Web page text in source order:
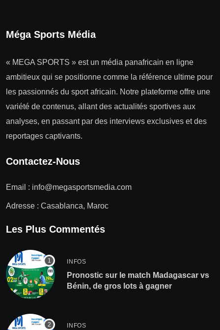
Méga Sports Média
« MEGA SPORTS » est un média panafricain en ligne
ambitieux qui se positionne comme la référence ultime pour
les passionnés du sport africain. Notre plateforme offre une
variété de contenus, allant des actualités sportives aux
analyses, en passant par des interviews exclusives et des
reportages captivants.
Contactez-Nous
Email : info@megasportsmedia.com
Adresse : Casablanca, Maroc
Les Plus Commentés
INFOS
Pronostic sur le match Madagascar vs
Bénin, de gros lots à gagner
INFOS